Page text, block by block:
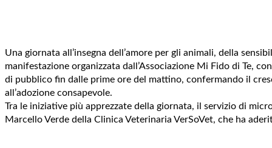
Una giornata all’insegna dell’amore per gli animali, della
manifestazione organizzata dall’Associazione Mi Fido di Te,
di pubblico fin dalle prime ore del mattino, confermando il
all’adozione consapevole.
Tra le iniziative più apprezzate della giornata, il servizio di
Marcello Verde della Clinica Veterinaria VerSoVet, che ha